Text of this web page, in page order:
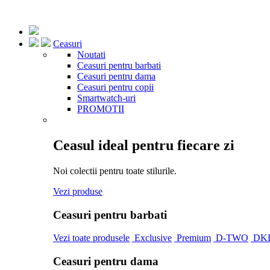
Ceasuri
Noutati
Ceasuri pentru barbati
Ceasuri pentru dama
Ceasuri pentru copii
Smartwatch-uri
PROMOTII
Ceasul ideal pentru fiecare zi
Noi colectii pentru toate stilurile.
Vezi produse
Ceasuri pentru barbati
Vezi toate produsele Exclusive Premium D-TWO
Ceasuri pentru dama